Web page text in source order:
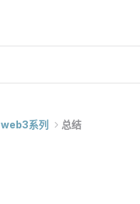
web3系列 总结